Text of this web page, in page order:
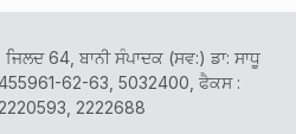
64, ਬਾਨੀ ਸੰਪਾਦਕ (ਸਵ:) ਡਾ: ਸਾਧੂ
62-63, 5032400, ਫੈਕਸ :
2222688